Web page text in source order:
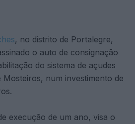
, no distrito de Portalegre,
o auto de consignação
do sistema de açudes
num investimento de
execução de um ano, visa o